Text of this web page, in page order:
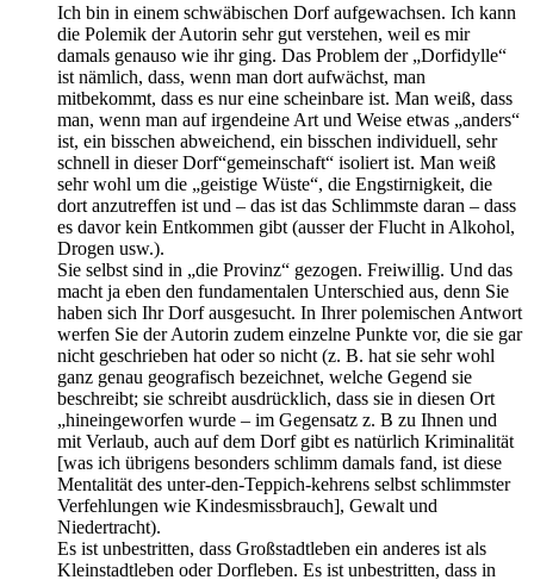
Ich bin in einem schwäbischen Dorf aufgewachsen. Ich kann
die Polemik der Autorin sehr gut verstehen, weil es mir
damals genauso wie ihr ging. Das Problem der „Dorfidylle“
ist nämlich, dass, wenn man dort aufwächst, man
mitbekommt, dass es nur eine scheinbare ist. Man weiß, dass
man, wenn man auf irgendeine Art und Weise etwas „anders“
ist, ein bisschen abweichend, ein bisschen individuell, sehr
schnell in dieser Dorf“gemeinschaft“ isoliert ist. Man weiß
sehr wohl um die „geistige Wüste“, die Engstirnigkeit, die
dort anzutreffen ist und – das ist das Schlimmste daran – dass
es davor kein Entkommen gibt (ausser der Flucht in Alkohol,
Drogen usw.).
Sie selbst sind in „die Provinz“ gezogen. Freiwillig. Und das
macht ja eben den fundamentalen Unterschied aus, denn Sie
haben sich Ihr Dorf ausgesucht. In Ihrer polemischen Antwort
werfen Sie der Autorin zudem einzelne Punkte vor, die sie gar
nicht geschrieben hat oder so nicht (z. B. hat sie sehr wohl
ganz genau geografisch bezeichnet, welche Gegend sie
beschreibt; sie schreibt ausdrücklich, dass sie in diesen Ort
„hineingeworfen wurde – im Gegensatz z. B zu Ihnen und
mit Verlaub, auch auf dem Dorf gibt es natürlich Kriminalität
[was ich übrigens besonders schlimm damals fand, ist diese
Mentalität des unter-den-Teppich-kehrens selbst schlimmster
Verfehlungen wie Kindesmissbrauch], Gewalt und
Niedertracht).
Es ist unbestritten, dass Großstadtleben ein anderes ist als
Kleinstadtleben oder Dorfleben. Es ist unbestritten, dass in